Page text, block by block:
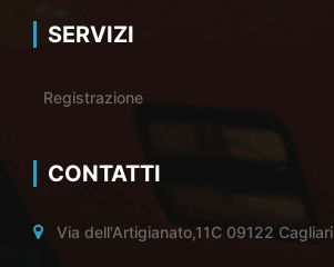
SERVIZI
Registrazione
CONTATTI
Via dell'Artigianato,11C 09122 Cagliari